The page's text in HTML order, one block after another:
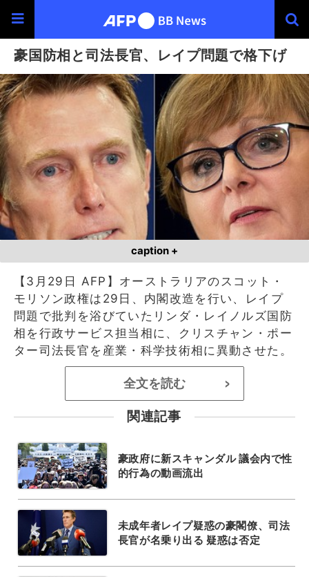
豪国防相と司法長官、レイプ問題で格下げ
caption +
【3月29日 AFP】オーストラリアのスコット・
モリソン政権は29日、内閣改造を行い、レイプ
問題で批判を浴びていたリンダ・レイノルズ国防
相を行政サービス担当相に、クリスチャン・ポー
ター司法長官を産業・科学技術相に異動させた。
全文を読む >
関連記事
豪政府に新スキャンダル 議会内で性
的行為の動画流出
未成年者レイプ疑惑の豪閣僚、司法
長官が名乗り出る 疑惑は否定